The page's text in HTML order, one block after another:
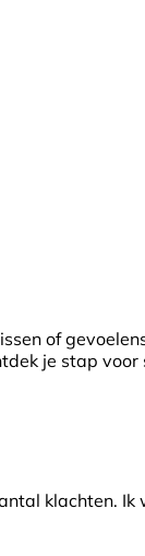
of
je stap voor
klachten.